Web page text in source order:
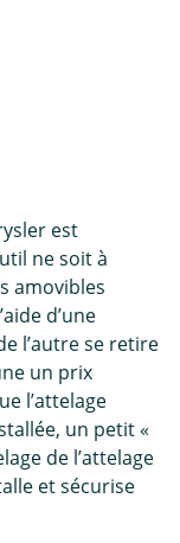
est
ne soit à
amovibles
d’une
l’autre se retire
un prix
l’attelage
un petit «
de l’attelage
et sécurise